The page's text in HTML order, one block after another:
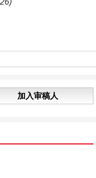
加入审稿人